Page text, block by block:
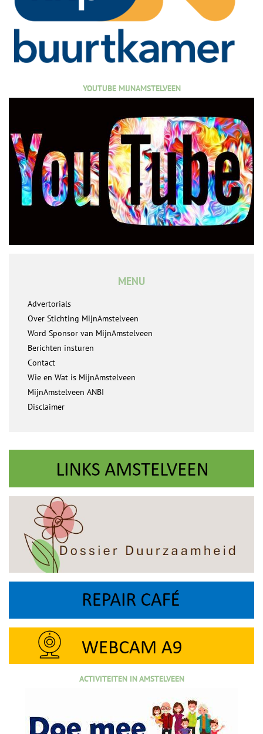
YOUTUBE MIJNAMSTELVEEN
MENU
Advertorials
Over Stichting MijnAmstelveen
Word Sponsor van MijnAmstelveen
Berichten insturen
Contact
Wie en Wat is MijnAmstelveen
MijnAmstelveen ANBI
Disclaimer
ACTIVITEITEN IN AMSTELVEEN